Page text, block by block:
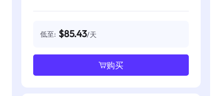
低至: $85.43/天
购买